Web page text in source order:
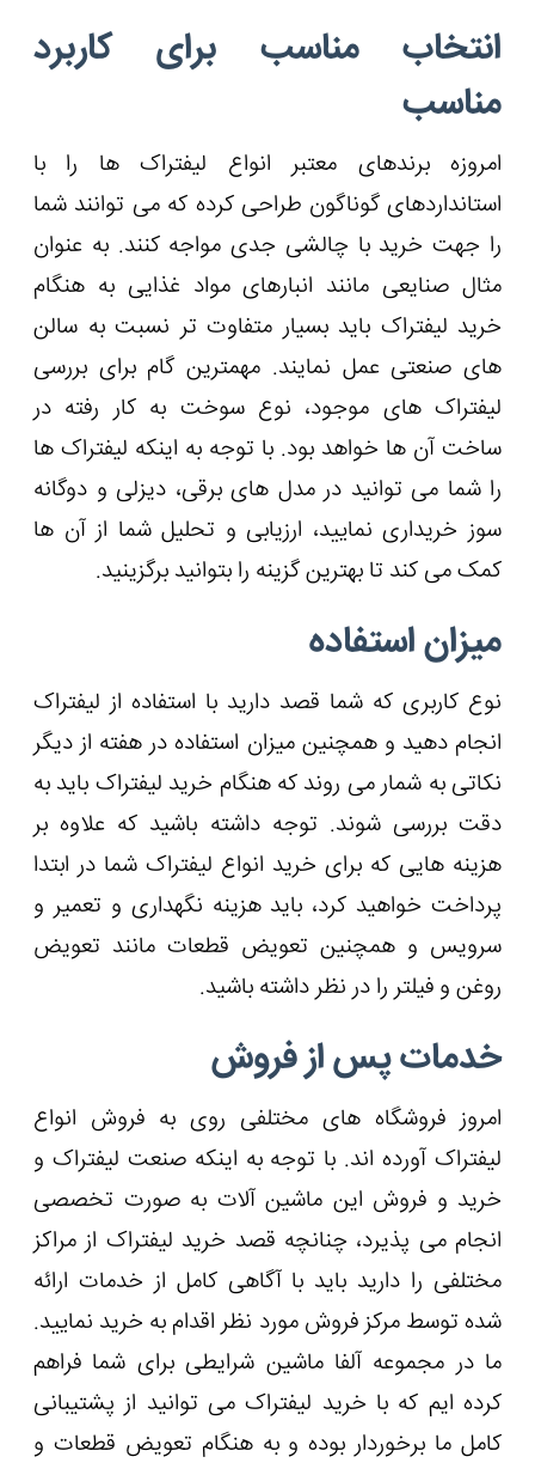
انتخاب مناسب برای کاربرد
مناسب
امروزه برندهای معتبر انواع لیفتراک ها را با
استانداردهای گوناگون طراحی کرده که می ‌توانند شما
را جهت خرید با چالشی جدی مواجه کنند. به عنوان
مثال صنایعی مانند انبارهای مواد غذایی به هنگام
خرید لیفتراک باید بسیار متفاوت تر نسبت به سالن
های صنعتی عمل نمایند. مهمترین گام برای بررسی
لیفتراک های موجود، نوع سوخت به کار رفته در
ساخت آن ها خواهد بود. با توجه به اینکه لیفتراک ها
را شما می توانید در مدل های برقی، دیزلی و دوگانه
‌سوز خریداری نمایید، ارزیابی و تحلیل شما از آن ها
کمک می کند تا بهترین گزینه را بتوانید برگزینید.
میزان استفاده
نوع کاربری که شما قصد دارید با استفاده از لیفتراک
انجام دهید و همچنین میزان استفاده در هفته از دیگر
نکاتی به شمار می ‌روند که هنگام خرید لیفتراک باید به
دقت بررسی شوند. توجه داشته باشید که علاوه بر
هزینه هایی که برای خرید انواع لیفتراک شما در ابتدا
پرداخت خواهید کرد، باید هزینه نگهداری و تعمیر و
سرویس و همچنین تعویض قطعات مانند تعویض
روغن و فیلتر را در نظر داشته باشید.
خدمات پس از فروش
امروز فروشگاه های مختلفی روی به فروش انواع
لیفتراک آورده اند. با توجه به اینکه صنعت لیفتراک و
خرید و فروش این ماشین ‌آلات به صورت تخصصی
انجام می پذیرد، چنانچه قصد خرید لیفتراک از مراکز
مختلفی را دارید باید با آگاهی کامل از خدمات ارائه
شده توسط مرکز فروش مورد نظر اقدام به خرید نمایید.
ما در مجموعه آلفا ماشین شرایطی برای شما فراهم
کرده ایم که با خرید لیفتراک می توانید از پشتیبانی
کامل ما برخوردار بوده و به هنگام تعویض قطعات و